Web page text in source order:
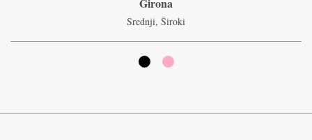
Girona
Srednji, Široki